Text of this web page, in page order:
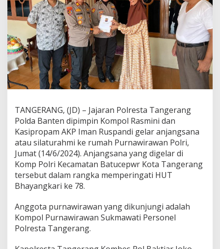
n
g
k
a
r
K
e
7
8
o
l
r
e
s
t
a
T
a
e
r
a
g
TANGERANG, (JD) – Jajaran Polresta Tangerang
Polda Banten dipimpin Kompol Rasmini dan
Kasipropam AKP Iman Ruspandi gelar anjangsana
atau silaturahmi ke rumah Purnawirawan Polri,
Jumat (14/6/2024). Anjangsana yang digelar di
Komp Polri Kecamatan Batucepwr Kota Tangerang
tersebut dalam rangka memperingati HUT
Bhayangkari ke 78.
Anggota purnawirawan yang dikunjungi adalah
Kompol Purnawirawan Sukmawati Personel
Polresta Tangerang.